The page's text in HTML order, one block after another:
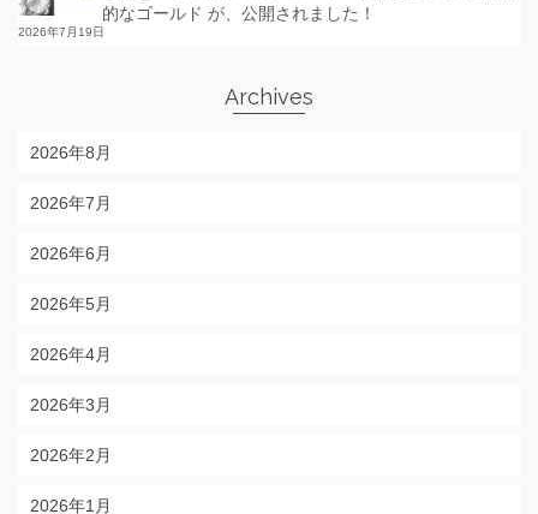
的なゴールド が、公開されました！
2026年7月19日
Archives
2026年8月
2026年7月
2026年6月
2026年5月
2026年4月
2026年3月
2026年2月
2026年1月